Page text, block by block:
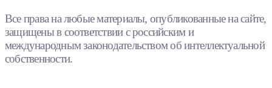
Все права на любые материалы, опубликованные на сайте,
защищены в соответствии с российским и
международным законодательством об интеллектуальной
собственности.